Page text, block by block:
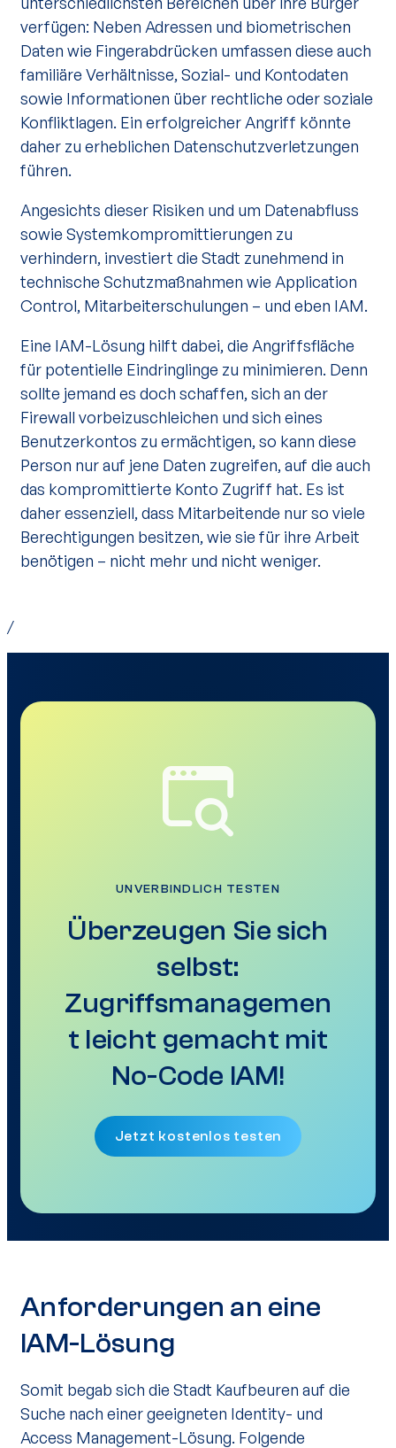
verfügen: Neben Adressen und biometrischen
Daten wie Fingerabdrücken umfassen diese auch
familiäre Verhältnisse, Sozial- und Kontodaten
sowie Informationen über rechtliche oder soziale
Konfliktlagen. Ein erfolgreicher Angriff könnte
daher zu erheblichen Datenschutzverletzungen
führen.
Angesichts dieser Risiken und um Datenabfluss
sowie Systemkompromittierungen zu
verhindern, investiert die Stadt zunehmend in
technische Schutzmaßnahmen wie Application
Control, Mitarbeiterschulungen – und eben IAM.
Eine IAM-Lösung hilft dabei, die Angriffsfläche
für potentielle Eindringlinge zu minimieren. Denn
sollte jemand es doch schaffen, sich an der
Firewall vorbeizuschleichen und sich eines
Benutzerkontos zu ermächtigen, so kann diese
Person nur auf jene Daten zugreifen, auf die auch
das kompromittierte Konto Zugriff hat. Es ist
daher essenziell, dass Mitarbeitende nur so viele
Berechtigungen besitzen, wie sie für ihre Arbeit
benötigen – nicht mehr und nicht weniger.
/
UNVERBINDLICH TESTEN
Überzeugen Sie sich
selbst:
Zugriffsmanagemen
t leicht gemacht mit
No-Code IAM!
Jetzt kostenlos testen
Anforderungen an eine
IAM-Lösung
Somit begab sich die Stadt Kaufbeuren auf die
Suche nach einer geeigneten Identity- und
Access Management-Lösung. Folgende